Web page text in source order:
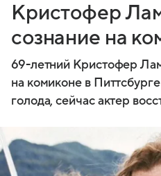
Кристофер
сознание на
69-летний Кристофер
на комиконе в
голода, сейчас актер